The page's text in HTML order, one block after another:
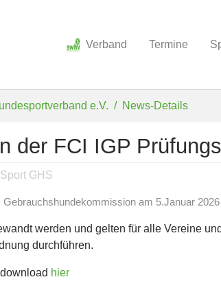
Verband Termine
e.V. News-Details
der FCI IGP
GHS
am 5.Januar
werden und gelten für alle Vereine
durchführen.
hier